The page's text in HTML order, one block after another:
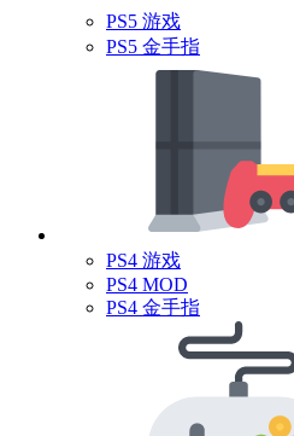
PS5 游戏
PS5 金手指
PS4 游戏
PS4 MOD
PS4 金手指